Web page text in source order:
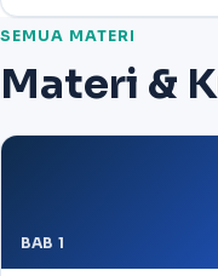
SEMUA MATERI
Materi &
BAB 1